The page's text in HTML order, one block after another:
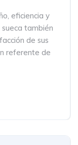
eficiencia y
también
de sus
referente de